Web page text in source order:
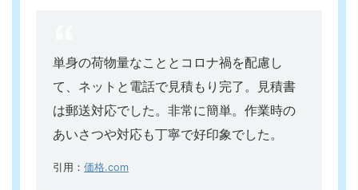
単身の荷物量なこととコロナ禍を配慮し
て、ネットと電話で見積もり完了。
見積書
は郵送対応でした。非常に簡単。 作業時の
あいさつや対応も丁寧で好印象でした。
引用： 価格.com